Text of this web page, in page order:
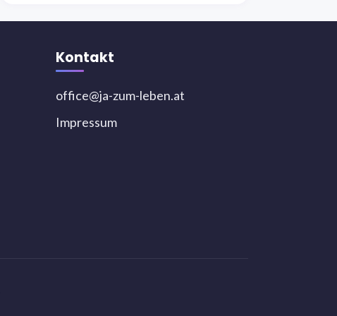
Kontakt
office@ja-zum-leben.at
Impressum